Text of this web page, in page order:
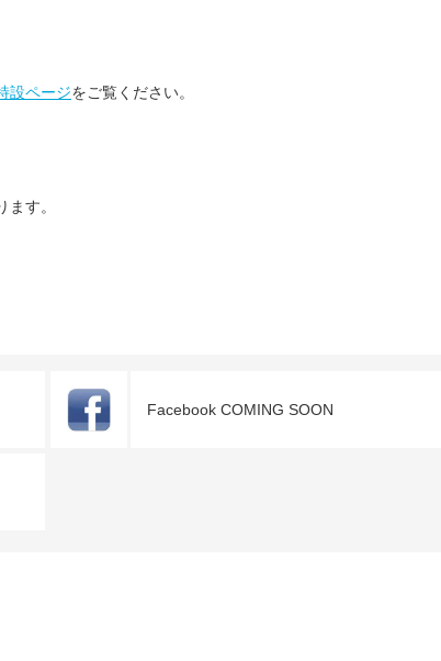
設ページをご覧ください。
す。
Facebook COMING SOON